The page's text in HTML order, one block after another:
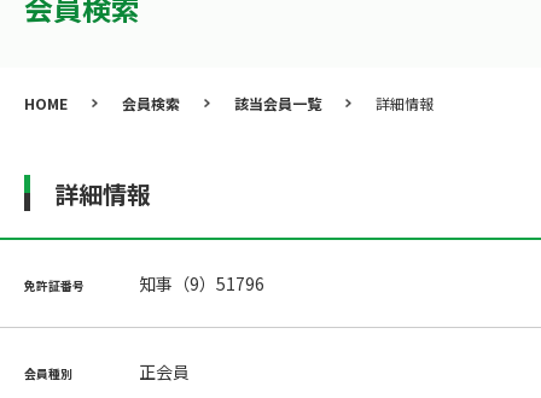
HOME 会員検索 該当会員一覧 詳細情報
詳細情報
免許証番号 知事（9）51796
会員種別 正会員